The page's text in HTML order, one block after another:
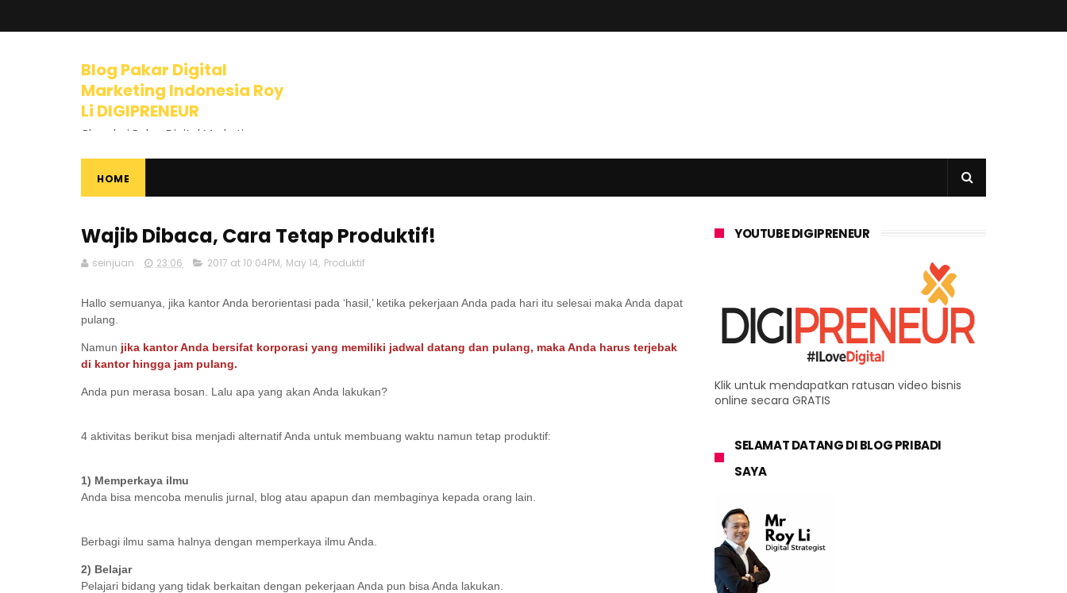
Blog Pakar Digital
Marketing Indonesia Roy
Li DIGIPRENEUR
Blog dari Pakar Digital Marketing
banyak tips dan pelajaran tentang
Bisnis Online, Dunia Internet, Bisnis
Marketing, Entrepreneurship,
Mindset Berbisnis, dan banyak
materi luar biasa lainnya.
HOME
Wajib Dibaca, Cara Tetap Produktif!
seinjuan 23:06 2017 at 10:04PM, May 14, Produktif
Hallo semuanya, jika kantor Anda berorientasi pada ‘hasil,’ ketika pekerjaan Anda pada hari itu selesai maka Anda dapat
pulang.
Namun jika kantor Anda bersifat korporasi yang memiliki jadwal datang dan pulang, maka Anda harus terjebak
di kantor hingga jam pulang.
Anda pun merasa bosan. Lalu apa yang akan Anda lakukan?
4 aktivitas berikut bisa menjadi alternatif Anda untuk membuang waktu namun tetap produktif:
1) Memperkaya ilmu
Anda bisa mencoba menulis jurnal, blog atau apapun dan membaginya kepada orang lain.
Berbagi ilmu sama halnya dengan memperkaya ilmu Anda.
2) Belajar
Pelajari bidang yang tidak berkaitan dengan pekerjaan Anda pun bisa Anda lakukan.
YOUTUBE DIGIPRENEUR
Klik untuk mendapatkan ratusan video bisnis
online secara GRATIS
SELAMAT DATANG DI BLOG PRIBADI
SAYA